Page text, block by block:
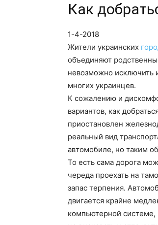
Как
1-4-2018
Жители украинских
объединяют
невозможно исключить
многих украинцев.
К сожалению и
вариантов, как
приостановлен
реальный вид
автомобиле, но таким
То есть сама дорога
череда проехать на
запас терпения.
двигается крайне
компьютерной